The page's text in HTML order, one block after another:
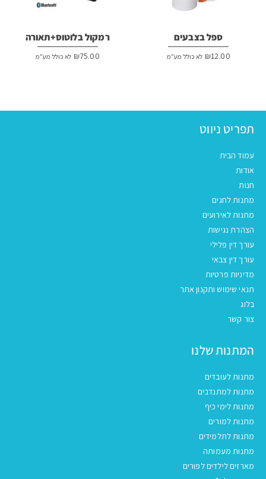
ספל בצבעים
₪12.00 לא כולל מע"מ
רמקול בלוטוס+תאורה
₪75.00 לא כולל מע"מ
תפריט ניווט
עמוד הבית
אודות
חנות
מתנות לחגים
מתנות לאירועים
הצהרת נגישות
עורך דין פלילי
עורך דין צבאי
מדיניות פרטיות
תנאי שימוש ותקנון אתר
בלוג
צור קשר
המתנות שלנו
מתנות לעובדים
מתנות למתנדבים
מתנות לימי כיף
מתנות למורים
מתנות לתלמידים
מתנות מעמותה
מארזים לילדים לפורים